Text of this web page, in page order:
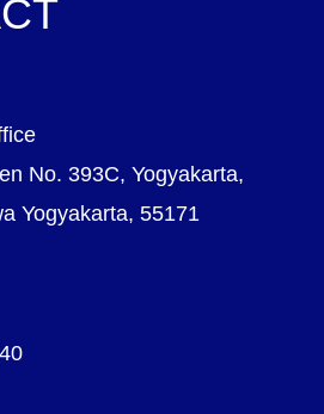
No. 393C, Yogyakarta,
Yogyakarta, 55171